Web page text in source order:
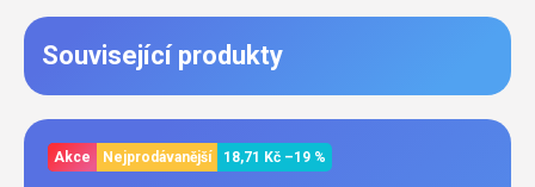
Související produkty
Akce Nejprodávanější 18,71 Kč –19 %